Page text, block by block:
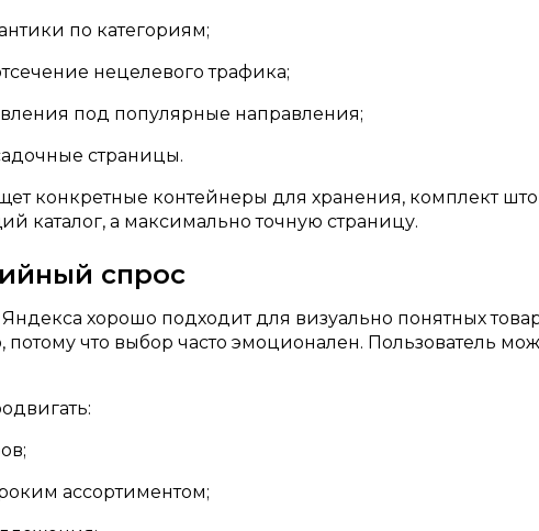
по категориям;
нецелевого трафика;
под популярные направления;
страницы.
конкретные контейнеры для хранения, комплект
каталог, а максимально точную страницу.
спрос
хорошо подходит для визуально понятных
что выбор часто эмоционален. Пользователь
ассортиментом;